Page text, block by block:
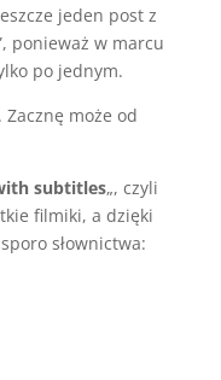
jeden post z
ponieważ w marcu
po jednym.
może od
subtitles„, czyli
filmiki, a dzięki
słownictwa: